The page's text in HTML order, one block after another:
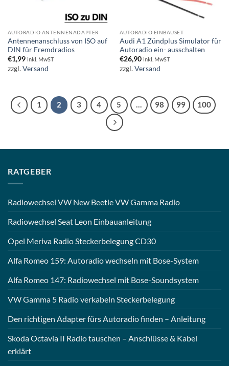
AUTORADIO ANTENNENADAPTER
Antennenanschluss von ISO auf
DIN für Fremdradios
€1,99 inkl. MwST
zzgl.Versand
AUTORADIO EINBAUSET
Audi A1 Zündplus Simulator für
Autoradio ein- ausschalten
€26,90 inkl. MwST
zzgl.Versand
1 2 3 4 5 … 98 99 100
RATGEBER
Radiowechsel VW New Beetle VW Gamma Radio
Radiowechsel Seat Leon Einbauanleitung
Opel Meriva Radio Steckerbelegung CD30
Alfa Romeo 159: Autoradio wechseln mit Bose-System
Alfa Romeo 147: Radiowechsel mit Bose-Soundsystem
VW Gamma 5 Radio verkabeln Steckerbelegung
Den richtigen Adapter fürs Autoradio finden – Anleitung
Skoda Octavia II Radio tauschen – Anschlüsse & Kabel
erklärt